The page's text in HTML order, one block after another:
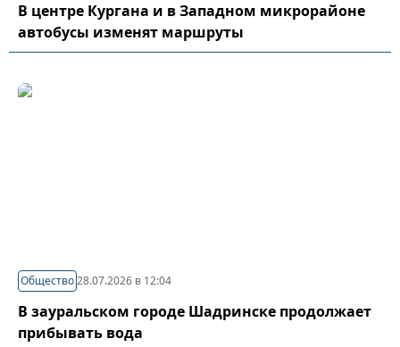
В центре Кургана и в Западном микрорайоне
автобусы изменят маршруты
Общество28.07.2026 в 12:04
В зауральском городе Шадринске продолжает
прибывать вода